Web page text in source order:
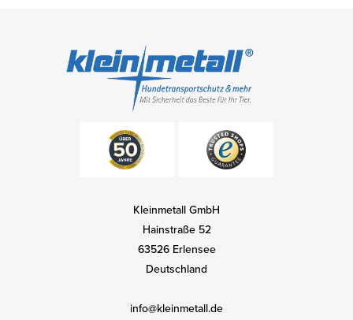
Kleinmetall GmbH
Hainstraße 52
63526 Erlensee
Deutschland
info@kleinmetall.de